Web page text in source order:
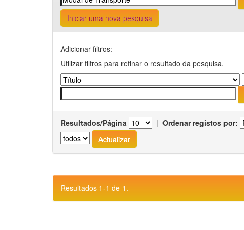
Iniciar uma nova pesquisa
Adicionar filtros:
Utilizar filtros para refinar o resultado da pesquisa.
Resultados/Página | Ordenar registos por:
Resultados 1-1 de 1.